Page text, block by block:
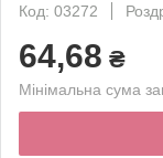
Код: 03272
64,68 ₴
Мінімальна сума